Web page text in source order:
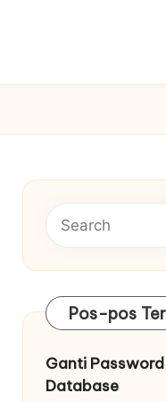
Pos-pos
Ganti Password
Database